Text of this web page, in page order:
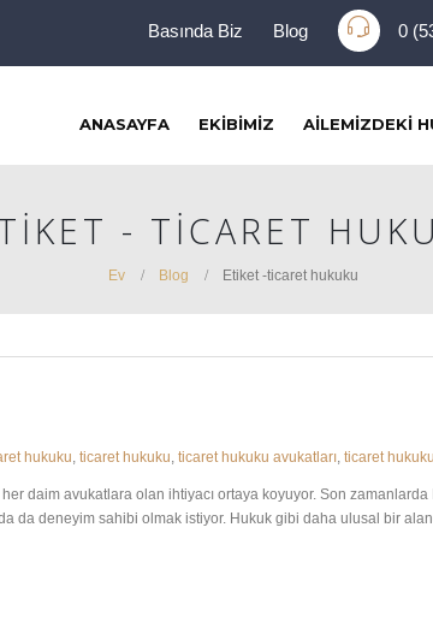
Basında Biz Blog 0
ANASAYFA EKIBIMIZ AILEMIZDEKI
- TICARET
Ev Blog Etiket -ticaret hukuku
hukuku ticaret hukuku ticaret hukuku avukatları ticaret
her daim avukatlara olan ihtiyacı ortaya koyuyor. Son
da deneyim sahibi olmak istiyor. Hukuk gibi daha ulusal bir